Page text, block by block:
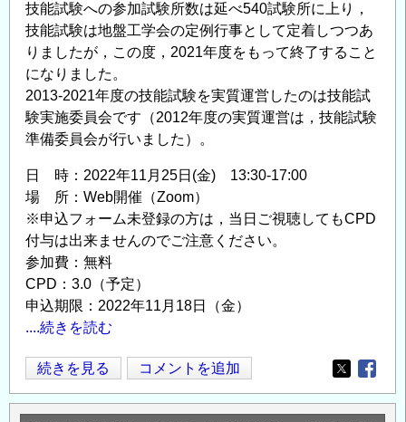
技能試験への参加試験所数は延べ540試験所に上り，
技能試験は地盤工学会の定例行事として定着しつつあ
りましたが，この度，2021年度をもって終了すること
になりました。
2013-2021年度の技能試験を実質運営したのは技能試
験実施委員会です（2012年度の実質運営は，技能試験
準備委員会が行いました）。
日 時：2022年11月25日(金) 13:30-17:00
場 所：Web開催（Zoom）
※申込フォーム未登録の方は，当日ご視聴してもCPD
付与は出来ませんのでご注意ください。
参加費：無料
CPD：3.0（予定）
申込期限：2022年11月18日（金）
....続きを読む
2022
年
11
続きを見る コメントを追加
Opens in